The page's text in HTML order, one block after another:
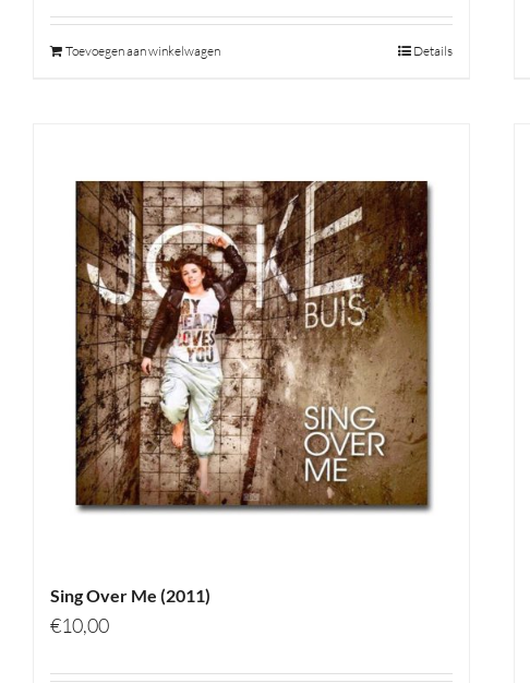
Toevoegen aan winkelwagen Details
Sing Over Me (2011)
€10,00